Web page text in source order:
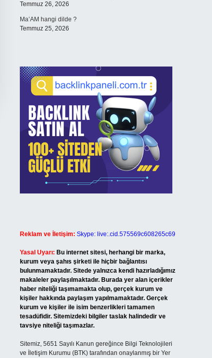
Temmuz 26, 2026
Ma’AM hangi dilde ?
Temmuz 25, 2026
Reklam ve İletişim: Skype: live:.cid.575569c608265c69
Yasal Uyarı: Bu internet sitesi, herhangi bir marka,
kurum veya şahıs şirketi ile hiçbir bağlantısı
bulunmamaktadır. Sitede yalnızca kendi hazırladığımız
makaleler paylaşılmaktadır. Burada yer alan içerikler
haber niteliği taşımamakta olup, gerçek kurum ve
kişiler hakkında paylaşım yapılmamaktadır. Gerçek
kurum ve kişiler ile isim benzerlikleri tamamen
tesadüfidir. Sitemizdeki bilgiler taslak halindedir ve
tavsiye niteliği taşımazlar.
Sitemiz, 5651 Sayılı Kanun gereğince Bilgi Teknolojileri
ve İletişim Kurumu (BTK) tarafından onaylanmış bir Yer